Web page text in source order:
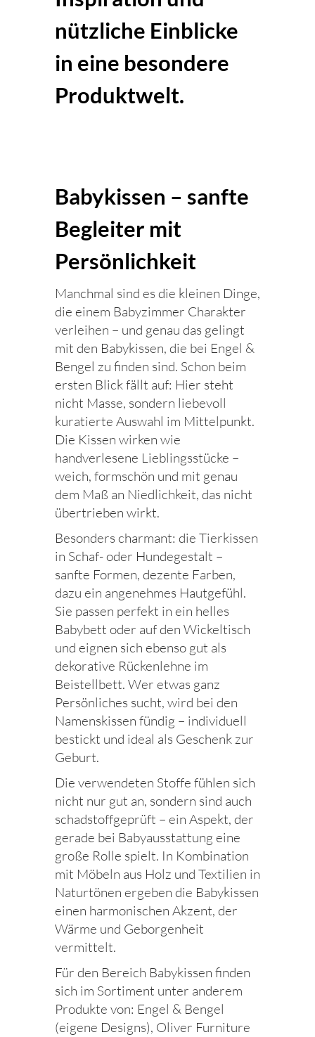
nützliche Einblicke
in eine besondere
Produktwelt.
Babykissen – sanfte
Begleiter mit
Persönlichkeit
Manchmal sind es die kleinen Dinge,
die einem Babyzimmer Charakter
verleihen – und genau das gelingt
mit den Babykissen, die bei Engel &
Bengel zu finden sind. Schon beim
ersten Blick fällt auf: Hier steht
nicht Masse, sondern liebevoll
kuratierte Auswahl im Mittelpunkt.
Die Kissen wirken wie
handverlesene Lieblingsstücke –
weich, formschön und mit genau
dem Maß an Niedlichkeit, das nicht
übertrieben wirkt.
Besonders charmant: die Tierkissen
in Schaf- oder Hundegestalt –
sanfte Formen, dezente Farben,
dazu ein angenehmes Hautgefühl.
Sie passen perfekt in ein helles
Babybett oder auf den Wickeltisch
und eignen sich ebenso gut als
dekorative Rückenlehne im
Beistellbett. Wer etwas ganz
Persönliches sucht, wird bei den
Namenskissen fündig – individuell
bestickt und ideal als Geschenk zur
Geburt.
Die verwendeten Stoffe fühlen sich
nicht nur gut an, sondern sind auch
schadstoffgeprüft – ein Aspekt, der
gerade bei Babyausstattung eine
große Rolle spielt. In Kombination
mit Möbeln aus Holz und Textilien in
Naturtönen ergeben die Babykissen
einen harmonischen Akzent, der
Wärme und Geborgenheit
vermittelt.
Für den Bereich Babykissen finden
sich im Sortiment unter anderem
Produkte von: Engel & Bengel
(eigene Designs), Oliver Furniture